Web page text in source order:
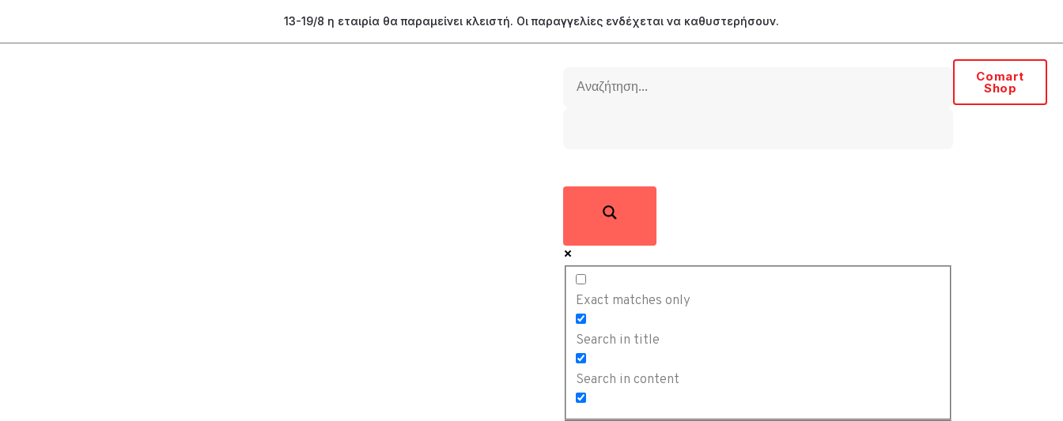
13-19/8 η εταιρία θα παραμείνει κλειστή. Οι παραγγελίες ενδέχεται να καθυστερήσουν.
Comart
Shop
Exact matches only
Search in title
Search in content